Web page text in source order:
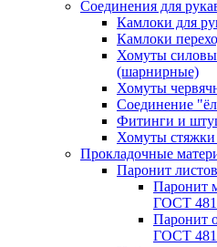
Соединения для
Камлоки для
Камлоки
Хомуты
(шарнирные)
Хомуты
Соединение
Фитинги и
Хомуты
Прокладочные
Паронит
Паронит
ГОСТ
Паронит
ГОСТ